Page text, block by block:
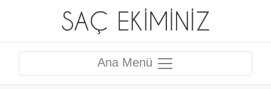
Ana Menü